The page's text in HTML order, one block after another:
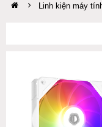
Linh kiện máy